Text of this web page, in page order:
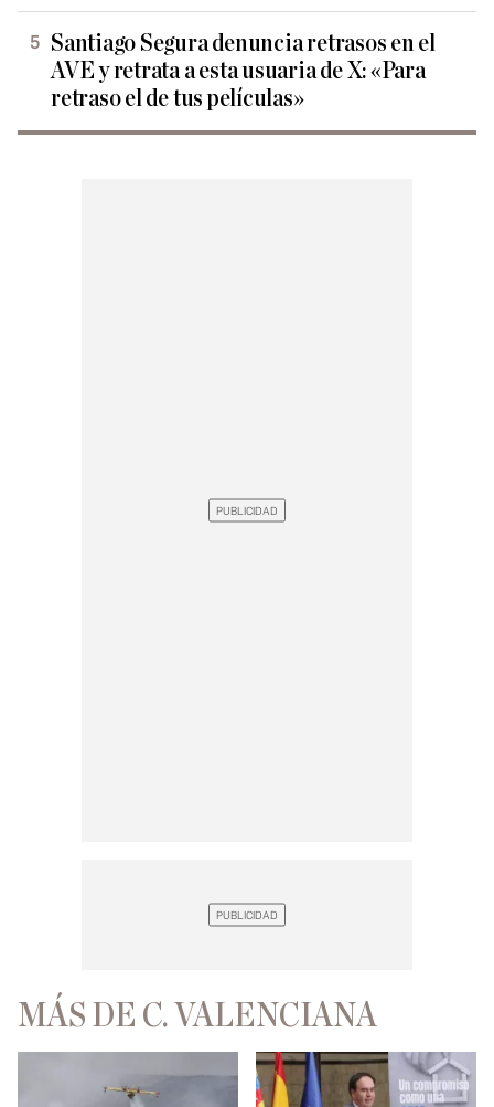
Santiago Segura denuncia retrasos en el
AVE y retrata a esta usuaria de X: «Para
retraso el de tus películas»
MÁS DE C. VALENCIANA